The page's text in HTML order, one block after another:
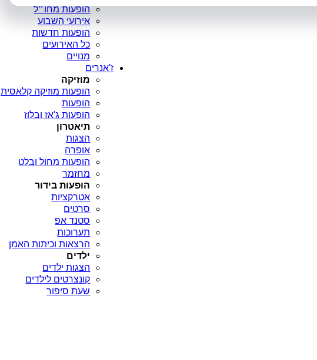
הופעות מחו״ל
אירועי השבוע
הופעות חדשות
כל האירועים
מנויים
ז'אנרים
מוזיקה
הופעות מוזיקה קלאסית
הופעות
הופעות ג'אז ובלוז
תיאטרון
הצגות
אופרה
הופעות מחול ובלט
מחזמר
הופעות בידור
אטרקציות
סרטים
סטנד אפ
תערוכות
הרצאות וכיתות האמן
ילדים
הצגות ילדים
קונצרטים לילדים
שעת סיפור